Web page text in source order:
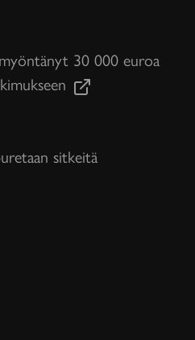
30 000 euroa
sitkeitä